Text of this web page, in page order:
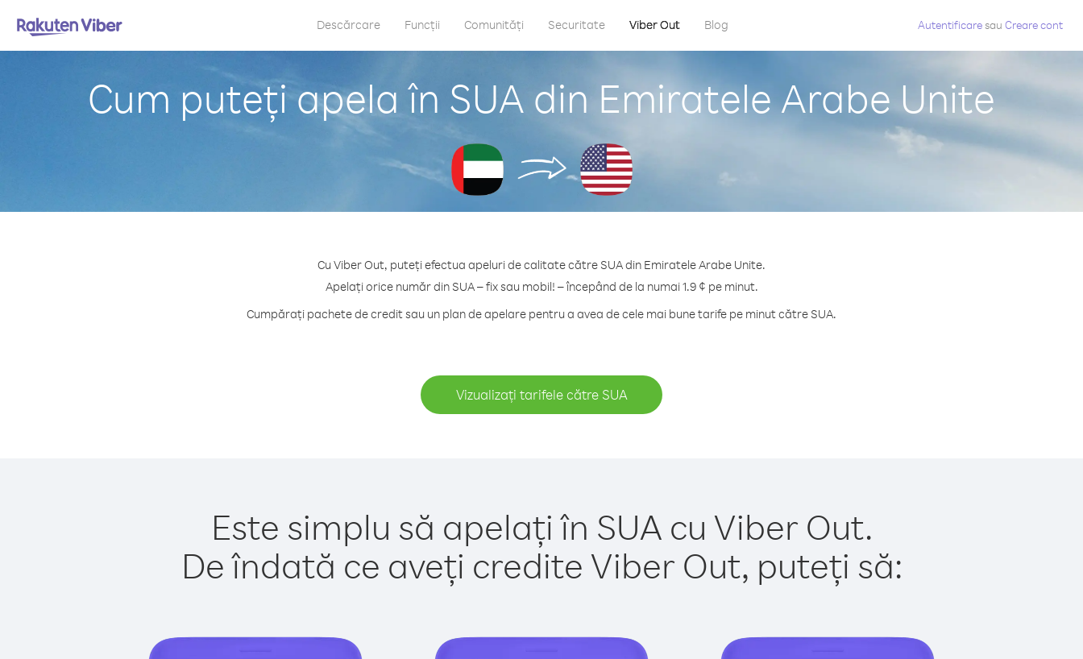
Descărcare Funcții Comunități Securitate Viber Out Blog Autentificaresau Creare cont
Cum puteți apela în SUA din Emiratele Arabe Unite
Cu Viber Out, puteți efectua apeluri de calitate către SUA din Emiratele Arabe Unite.
Apelați orice număr din SUA – fix sau mobil! – începând de la numai 1.9 ¢ pe minut.
Cumpărați pachete de credit sau un plan de apelare pentru a avea de cele mai bune tarife pe minut către SUA.
Vizualizați tarifele către SUA
Este simplu să apelați în SUA cu Viber Out.
De îndată ce aveți credite Viber Out, puteți să: